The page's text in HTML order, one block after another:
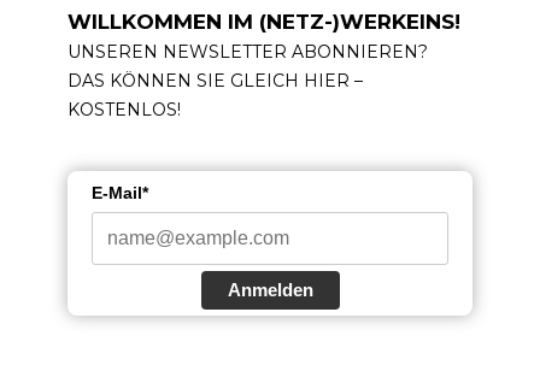
WILLKOMMEN IM (NETZ-)WERKEINS!
UNSEREN NEWSLETTER ABONNIEREN?
DAS KÖNNEN SIE GLEICH HIER –
KOSTENLOS!
E-Mail*
Anmelden